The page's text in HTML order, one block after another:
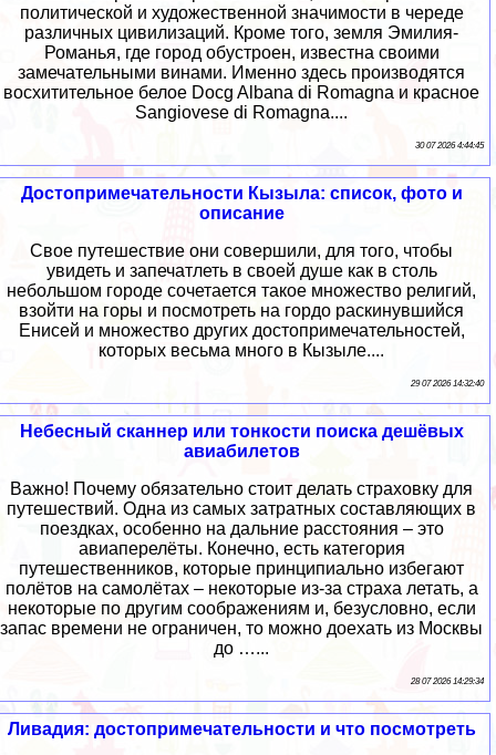
политической и художественной значимости в череде
различных цивилизаций. Кроме того, земля Эмилия-
Романья, где город обустроен, известна своими
замечательными винами. Именно здесь производятся
восхитительное белое Docg Albana di Romagna и красное
Sangiovese di Romagna....
30 07 2026 4:44:45
Достопримечательности Кызыла: список, фото и
описание
Свое путешествие они совершили, для того, чтобы
увидеть и запечатлеть в своей душе как в столь
небольшом городе сочетается такое множество религий,
взойти на горы и посмотреть на гордо раскинувшийся
Енисей и множество других достопримечательностей,
которых весьма много в Кызыле....
29 07 2026 14:32:40
Небесный сканнер или тонкости поиска дешёвых
авиабилетов
Важно! Почему обязательно стоит делать страховку для
путешествий. Одна из самых затратных составляющих в
поездках, особенно на дальние расстояния – это
авиаперелёты. Конечно, есть категория
путешественников, которые принципиально избегают
полётов на самолётах – некоторые из-за страха летать, а
некоторые по другим соображениям и, безусловно, если
запас времени не ограничен, то можно доехать из Москвы
до …...
28 07 2026 14:29:34
Ливадия: достопримечательности и что посмотреть